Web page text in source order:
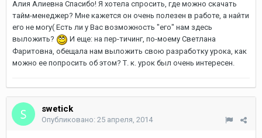
Алия Алиевна Спасибо! Я хотела спросить, где можно скачать
тайм-менеджер? Мне кажется он очень полезен в работе, а найти
его не могу( Есть ли у Вас возможность "его" нам здесь
выложить?
И еще: на пер-тичинг, по-моему Светлана
Фаритовна, обещала нам выложить свою разработку урока, как
можно ее попросить об этом? Т. к. урок был очень интересен.
swetick
Опубликовано: 25 апреля, 2014